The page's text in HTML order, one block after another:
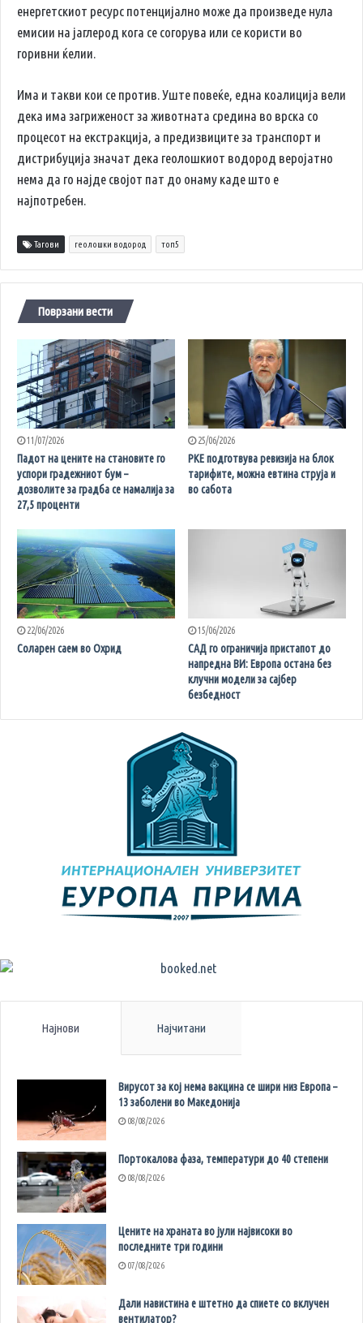
енергетскиот ресурс потенцијално може да произведе нула
емисии на јаглерод кога се согорува или се користи во
горивни ќелии.
Има и такви кои се против. Уште повеќе, една коалиција вели
дека има загриженост за животната средина во врска со
процесот на екстракција, а предизвиците за транспорт и
дистрибуција значат дека геолошкиот водород веројатно
нема да го најде својот пат до онаму каде што е
најпотребен.
Тагови геолошки водород топ5
Поврзани вести
11/07/2026
Падот на цените на становите го
успори градежниот бум –
дозволите за градба се намалија за
27,5 проценти
25/06/2026
РКЕ подготвува ревизија на блок
тарифите, можна евтина струја и
во сабота
22/06/2026
Соларен саем во Охрид
15/06/2026
САД го ограничија пристапот до
напредна ВИ: Европа остана без
клучни модели за сајбер
безбедност
Најнови Најчитани
Вирусот за кој нема вакцина се шири низ Европа –
13 заболени во Македонија
08/08/2026
Портокалова фаза, температури до 40 степени
08/08/2026
Цените на храната во јули највисоки во
последните три години
07/08/2026
Дали навистина е штетно да спиете со вклучен
вентилатор?